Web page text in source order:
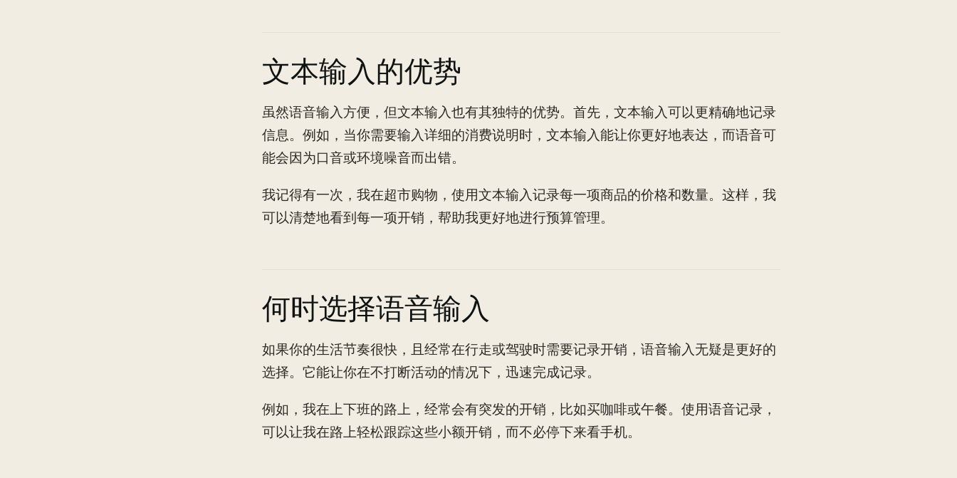
文本输入的优势
虽然语音输入方便，但文本输入也有其独特的优势。首先，文本输入可以更精确地记录
信息。例如，当你需要输入详细的消费说明时，文本输入能让你更好地表达，而语音可
能会因为口音或环境噪音而出错。
我记得有一次，我在超市购物，使用文本输入记录每一项商品的价格和数量。这样，我
可以清楚地看到每一项开销，帮助我更好地进行预算管理。
何时选择语音输入
如果你的生活节奏很快，且经常在行走或驾驶时需要记录开销，语音输入无疑是更好的
选择。它能让你在不打断活动的情况下，迅速完成记录。
例如，我在上下班的路上，经常会有突发的开销，比如买咖啡或午餐。使用语音记录，
可以让我在路上轻松跟踪这些小额开销，而不必停下来看手机。